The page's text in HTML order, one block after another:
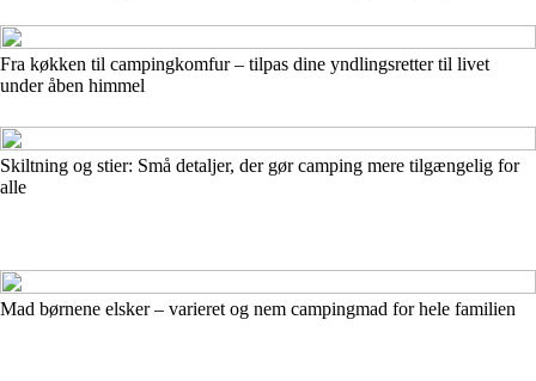
Fra køkken til campingkomfur – tilpas dine yndlingsretter til livet
under åben himmel
Skiltning og stier: Små detaljer, der gør camping mere tilgængelig for
alle
Mad børnene elsker – varieret og nem campingmad for hele familien